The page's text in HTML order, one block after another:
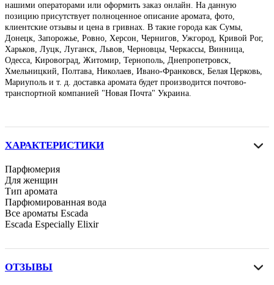
нашими операторами или оформить заказ онлайн. На данную
позицию присутствует полноценное описание аромата, фото,
клиентские отзывы и цена в гривнах. В такие города как Сумы,
Донецк, Запорожье, Ровно, Херсон, Чернигов, Ужгород, Кривой Рог,
Харьков, Луцк, Луганск, Львов, Черновцы, Черкассы, Винница,
Одесса, Кировоград, Житомир, Тернополь, Днепропетровск,
Хмельницкий, Полтава, Николаев, Ивано-Франковск, Белая Церковь,
Мариуполь и т. д. доставка аромата будет производится почтово-
транспортной компанией "Новая Почта" Украина.
ХАРАКТЕРИСТИКИ
Парфюмерия
Для женщин
Тип аромата
Парфюмированная вода
Все ароматы Escada
Escada Especially Elixir
ОТЗЫВЫ